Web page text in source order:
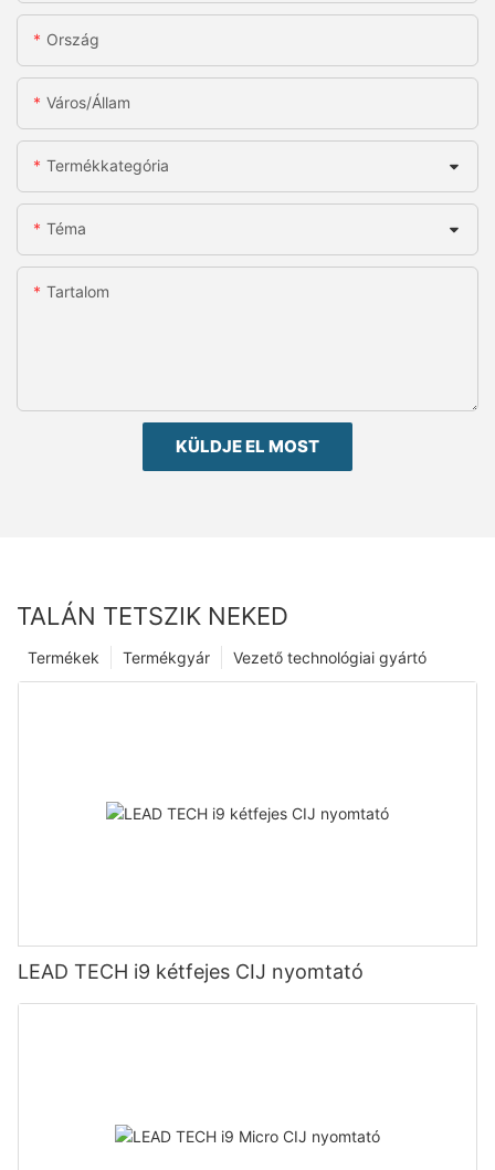
Ország
Város/állam
Termékkategória
Téma
Tartalom
KÜLDJE EL MOST
TALÁN TETSZIK NEKED
Vezető technológiai gyártó
Termékgyár
Termékek
LEAD TECH i9 kétfejes CIJ nyomtató